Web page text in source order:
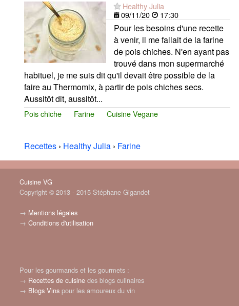
Healthy Julia
09/11/20
17:30
Pour les besoins d'une recette
à venir, il me fallait de la farine
de pois chiches. N'en ayant pas
trouvé dans mon supermarché
habituel, je me suis dit qu'il devait être possible de la
faire au Thermomix, à partir de pois chiches secs.
Aussitôt dit, aussitôt...
Pois chiche Farine Cuisine Vegane
Recettes › Healthy Julia › Farine
Cuisine VG
Copyright © 2013 - 2015 Stéphane Gigandet
→ Mentions légales
→ Conditions d'utilisation
Pour les gourmands et les gourmets :
→ Recettes de cuisinedes blogs culinaires
→ Blogs Vinspour les amoureux du vin